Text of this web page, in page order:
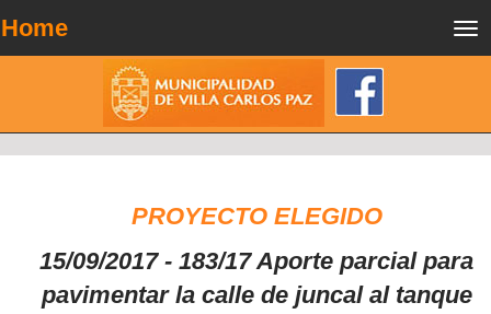
Home
PROYECTO ELEGIDO
15/09/2017 - 183/17 Aporte parcial para
pavimentar la calle de juncal al tanque